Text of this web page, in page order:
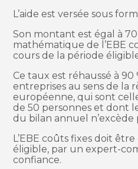
L’aide est versée sous
Son montant est égal à 70
mathématique de l’EBE
cours de la période
Ce taux est réhaussé à
entreprises au sens de la
européenne, qui sont
de 50 personnes et dont
du bilan annuel n’excède
L’EBE coûts fixes doit
éligible, par un expert-
confiance.